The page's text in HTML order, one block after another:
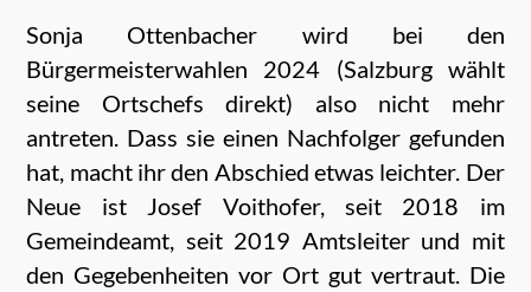
Sonja Ottenbacher wird bei den
Bürgermeisterwahlen 2024 (Salzburg wählt
seine Ortschefs direkt) also nicht mehr
antreten. Dass sie einen Nachfolger gefunden
hat, macht ihr den Abschied etwas leichter. Der
Neue ist Josef Voithofer, seit 2018 im
Gemeindeamt, seit 2019 Amtsleiter und mit
den Gegebenheiten vor Ort gut vertraut. Die